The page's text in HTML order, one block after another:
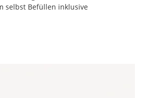
selbst Befüllen inklusive